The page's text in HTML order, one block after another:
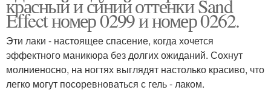
красный и синий оттенки Sand
Effect номер 0299 и номер 0262.
Эти лаки - настоящее спасение, когда хочется
эффектного маникюра без долгих ожиданий. Сохнут
молниеносно, на ногтях выглядят настолько красиво, что
легко могут посоревноваться с гель - лаком.